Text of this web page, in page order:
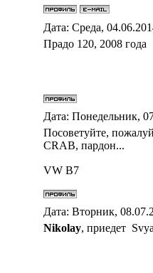
Дата: Среда,
Прадо 120, 2008 года
Дата: Понедельник,
Посоветуйте,
CRAB, пардон...
VW B7
Дата: Вторник,
Nikolay, приедет